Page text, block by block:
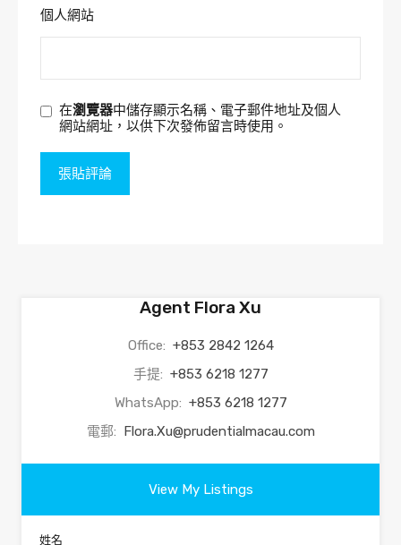
個人網站
在瀏覽器中儲存顯示名稱、電子郵件地址及個人
網站網址，以供下次發佈留言時使用。
Agent Flora Xu
Office: +853 2842 1264
手提: +853 6218 1277
WhatsApp: +853 6218 1277
電郵: Flora.Xu@prudentialmacau.com
View My Listings
姓名